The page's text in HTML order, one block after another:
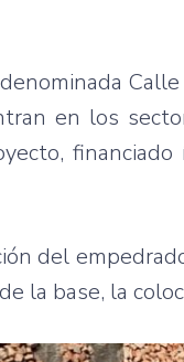
en los
del
la base, la